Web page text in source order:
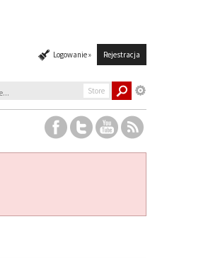
Logowanie » Rejestracja
Store